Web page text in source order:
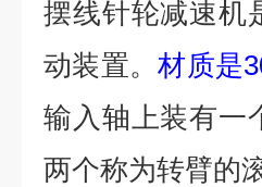
摆线针轮减速机
动装置。材质是
输入轴上装有一
两个称为转臂的